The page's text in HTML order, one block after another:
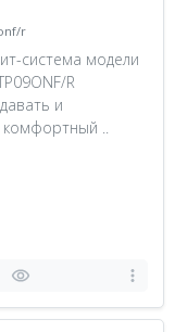
r
система модели
R
и
комфортный ..